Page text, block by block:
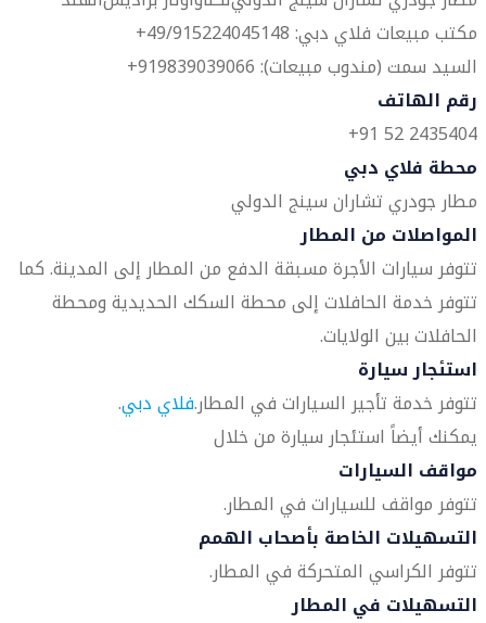
مكتب مبيعات فلاي دبي: 49/915224045148+
السيد سمت (مندوب مبيعات): 919839039066+
رقم الهاتف
2435404 52 91+
محطة فلاي دبي
مطار جودري تشاران سينج الدولي
المواصلات من المطار
تتوفر سيارات الأجرة مسبقة الدفع من المطار إلى المدينة. كما
تتوفر خدمة الحافلات إلى محطة السكك الحديدية ومحطة
الحافلات بين الولايات.
استئجار سيارة
تتوفر خدمة تأجير السيارات في المطار.
يمكنك أيضاً استئجار سيارة من خلال
فلاي دبي.
مواقف السيارات
تتوفر مواقف للسيارات في المطار.
التسهيلات الخاصة بأصحاب الهمم
تتوفر الكراسي المتحركة في المطار.
التسهيلات في المطار